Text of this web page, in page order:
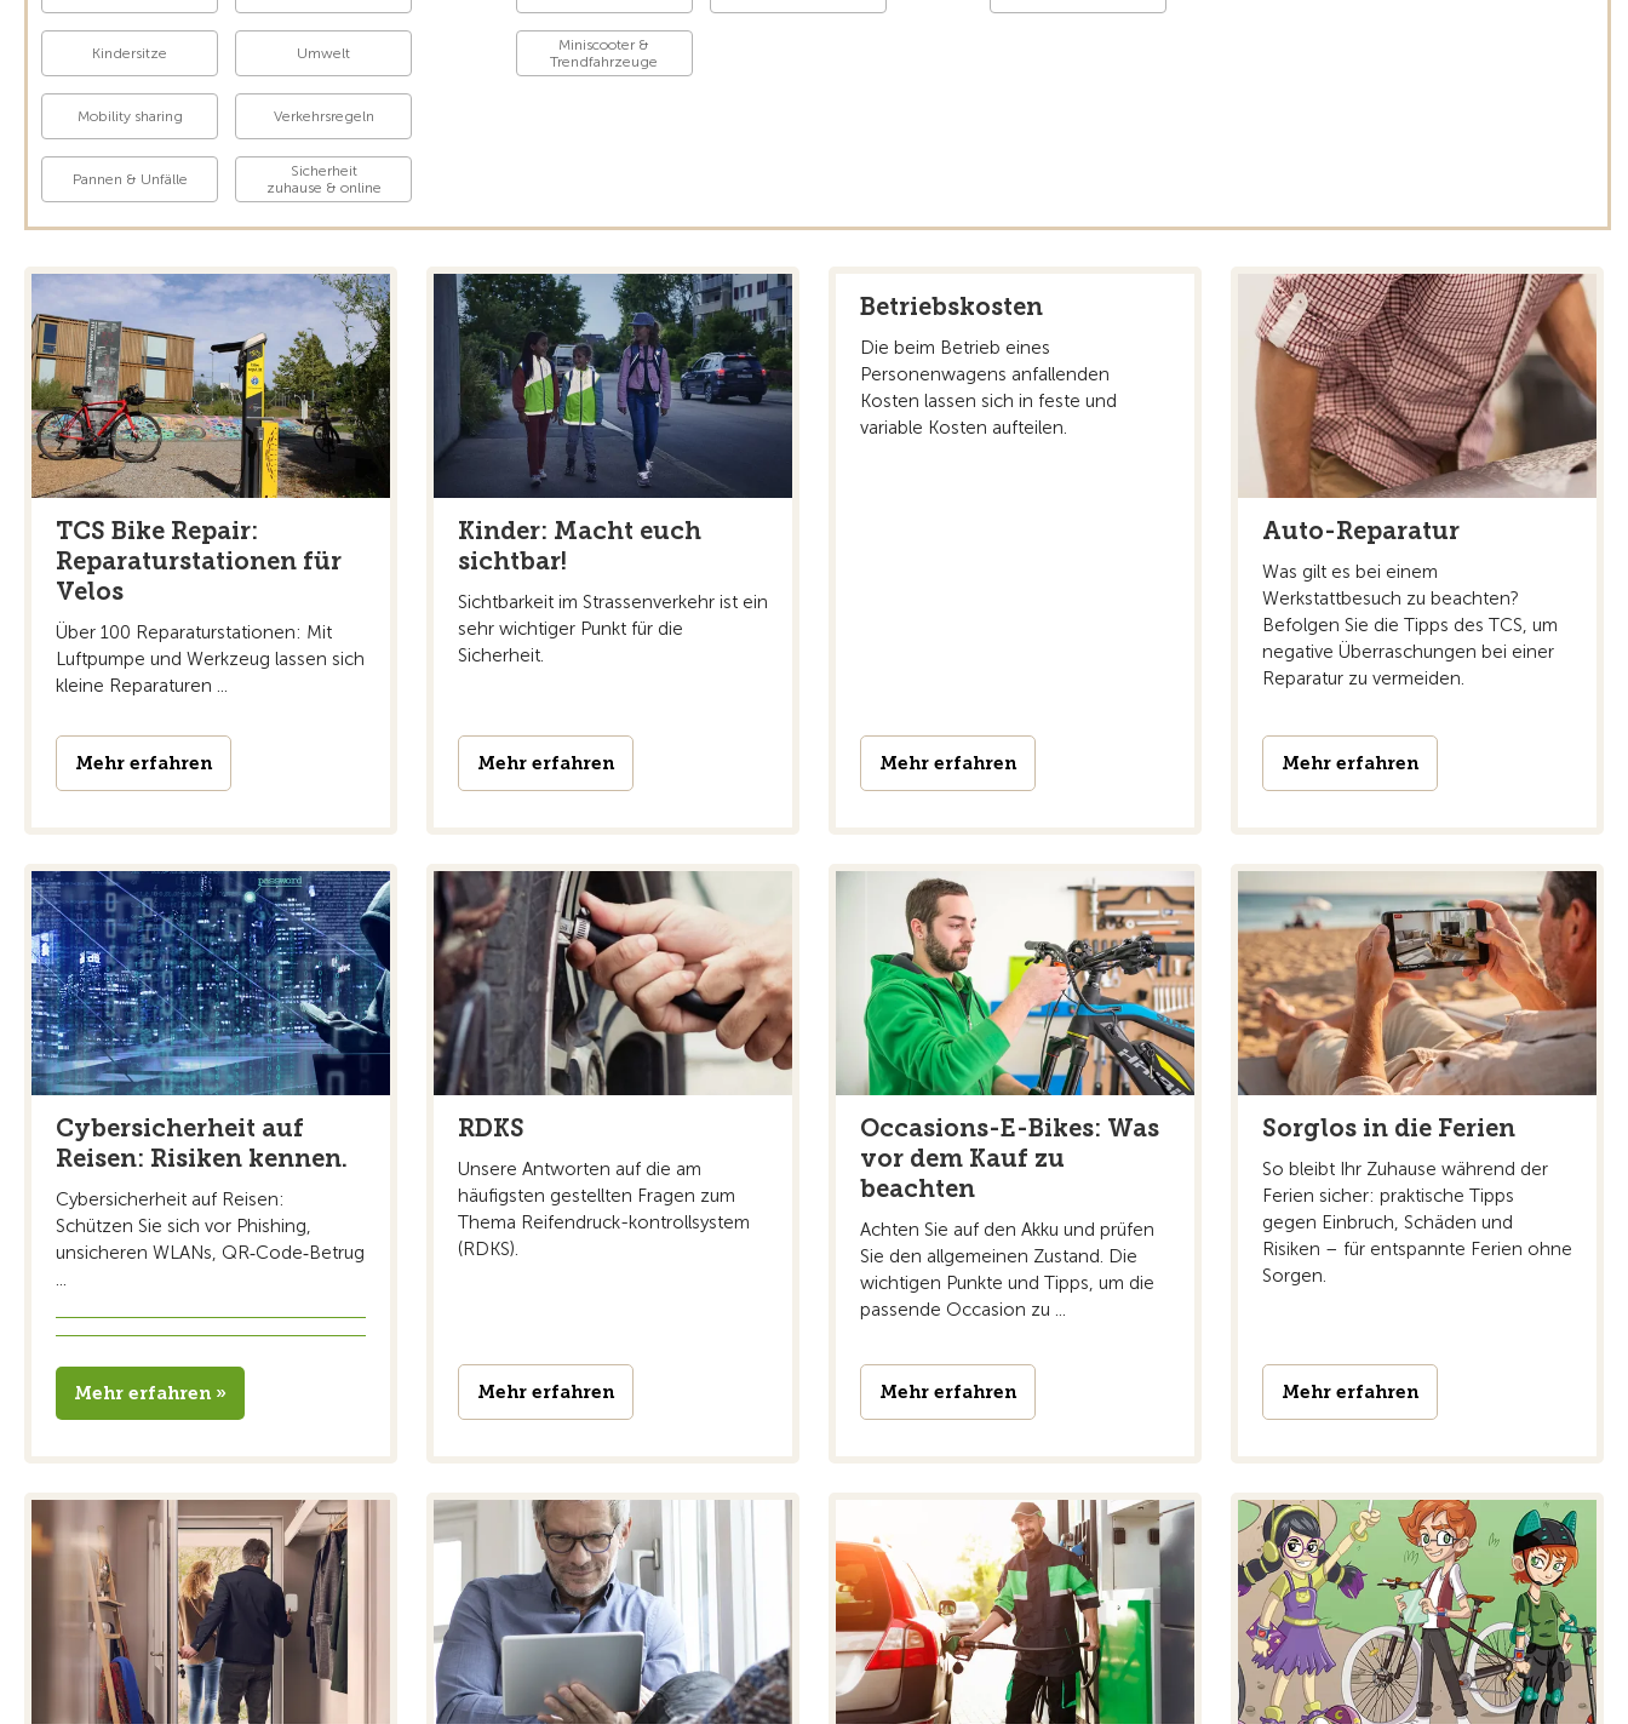
Kindersitze Umwelt
Mobility sharing Verkehrsregeln
Pannen & Unfälle
Sicherheit
zuhause & online
Miniscooter &
Trendfahrzeuge
TCS Bike Repair:
Reparaturstationen für
Velos
Über 100 Reparaturstationen: Mit
Luftpumpe und Werkzeug lassen sich
kleine Reparaturen ...
Mehr erfahren
Kinder: Macht euch
sichtbar!
Sichtbarkeit im Strassenverkehr ist ein
sehr wichtiger Punkt für die
Sicherheit.
Mehr erfahren
Betriebskosten
Die beim Betrieb eines
Personenwagens anfallenden
Kosten lassen sich in feste und
variable Kosten aufteilen.
Mehr erfahren
Auto-Reparatur
Was gilt es bei einem
Werkstattbesuch zu beachten?
Befolgen Sie die Tipps des TCS, um
negative Überraschungen bei einer
Reparatur zu vermeiden.
Mehr erfahren
Cybersicherheit auf
Reisen: Risiken kennen.
Cybersicherheit auf Reisen:
Schützen Sie sich vor Phishing,
unsicheren WLANs, QR‑Code‑Betrug
...
Mehr erfahren »
RDKS
Unsere Antworten auf die am
häufigsten gestellten Fragen zum
Thema Reifendruck-kontrollsystem
(RDKS).
Mehr erfahren
Occasions-E-Bikes: Was
vor dem Kauf zu
beachten
Achten Sie auf den Akku und prüfen
Sie den allgemeinen Zustand. Die
wichtigen Punkte und Tipps, um die
passende Occasion zu ...
Mehr erfahren
Sorglos in die Ferien
So bleibt Ihr Zuhause während der
Ferien sicher: praktische Tipps
gegen Einbruch, Schäden und
Risiken – für entspannte Ferien ohne
Sorgen.
Mehr erfahren